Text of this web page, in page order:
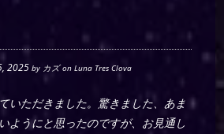
2025 by カズonLuna Tres Clova
いただきました。驚きました、あま
ようにと思ったのですが、お見通し